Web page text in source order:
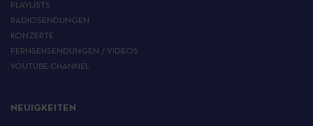
PLAYLISTS
RADIOSENDUNGEN
KONZERTE
FERNSEHSENDUNGEN / VIDEOS
YOUTUBE-CHANNEL
NEUIGKEITEN